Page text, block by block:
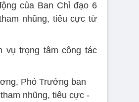
của Ban Chỉ đạo 6
nhũng, tiêu cực từ
vụ trọng tâm công tác